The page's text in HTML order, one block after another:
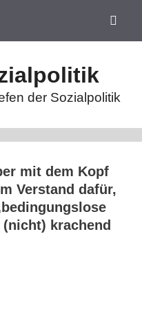
der Sozialpolitik
mit dem Kopf
Verstand dafür,
krachend